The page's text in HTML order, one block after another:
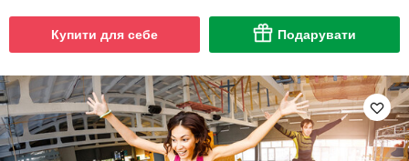
Купити для себе Подарувати